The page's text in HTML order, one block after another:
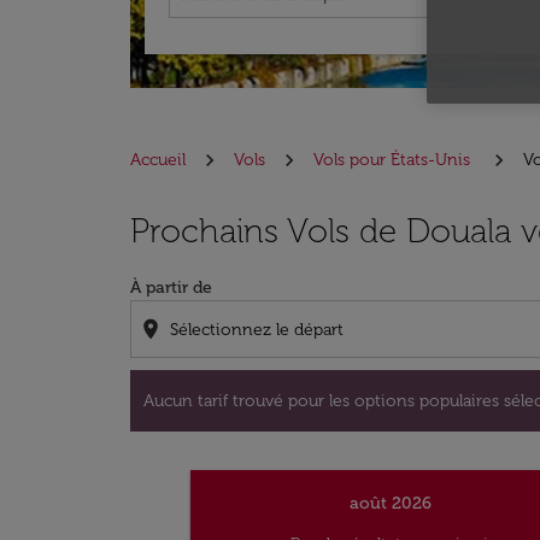
Accueil Vols Vols pour États-Unis
Prochains Vols de Douala
À partir de
location_on
Aucun tarif trouvé pour les options populaires
Aucun tarif trouvé pour les options
août 2026